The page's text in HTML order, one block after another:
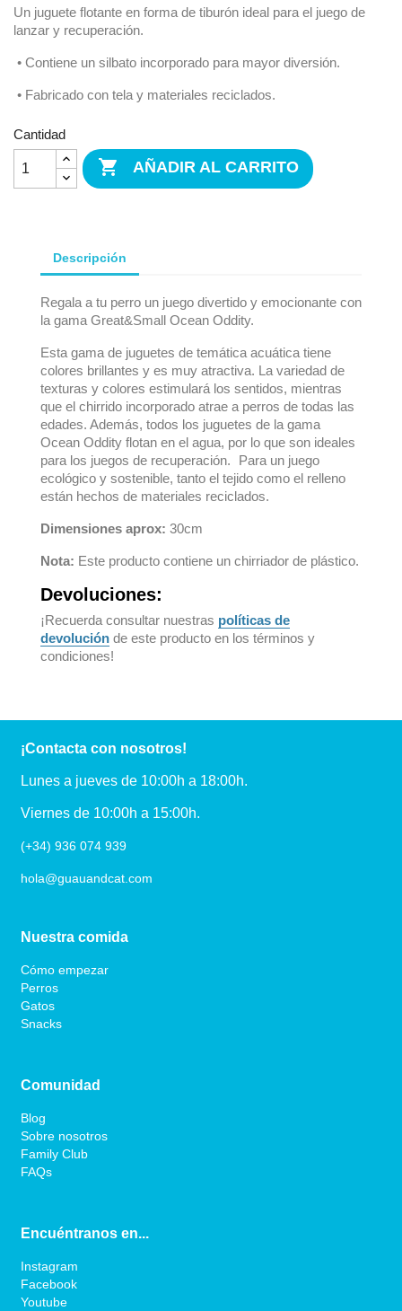
Un juguete flotante en forma de tiburón ideal para el juego de
lanzar y recuperación.
• Contiene un silbato incorporado para mayor diversión.
• Fabricado con tela y materiales reciclados.
Cantidad
 AÑADIR AL CARRITO
Descripción
Regala a tu perro un juego divertido y emocionante con
la gama Great&Small Ocean Oddity.
Esta gama de juguetes de temática acuática tiene
colores brillantes y es muy atractiva. La variedad de
texturas y colores estimulará los sentidos, mientras
que el chirrido incorporado atrae a perros de todas las
edades. Además, todos los juguetes de la gama
Ocean Oddity flotan en el agua, por lo que son ideales
para los juegos de recuperación. Para un juego
ecológico y sostenible, tanto el tejido como el relleno
están hechos de materiales reciclados.
Dimensiones aprox: 30cm
Nota: Este producto contiene un chirriador de plástico.
Devoluciones:
¡Recuerda consultar nuestras políticas de
devolución de este producto en los términos y
condiciones!
¡Contacta con nosotros!
Lunes a jueves de 10:00h a 18:00h.
Viernes de 10:00h a 15:00h.
(+34) 936 074 939
hola@guauandcat.com
Nuestra comida
Cómo empezar
Perros
Gatos
Snacks
Comunidad
Blog
Sobre nosotros
Family Club
FAQs
Encuéntranos en...
Instagram
Facebook
Youtube